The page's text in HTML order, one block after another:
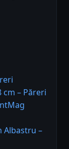
cm – Păreri
Albastru –